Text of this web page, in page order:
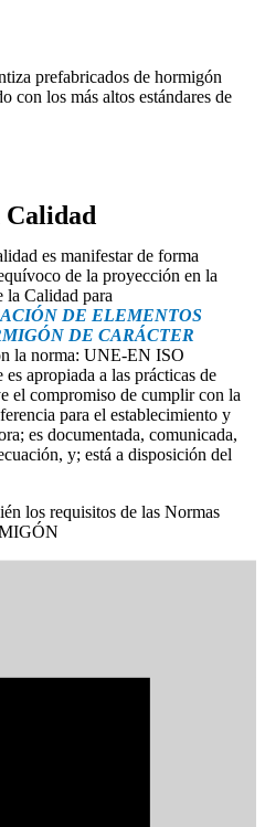
prefabricados de hormigón
con los más altos estándares de
Calidad
es manifestar de forma
de la proyección en la
la Calidad para
DE ELEMENTOS
DE CARÁCTER
la norma: UNE-EN ISO
apropiada a las prácticas de
el compromiso de cumplir con la
para el establecimiento y
es documentada, comunicada,
y; está a disposición del
los requisitos de las Normas